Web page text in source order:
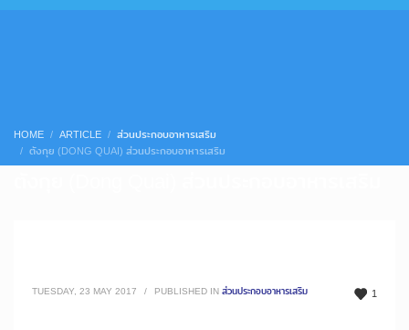
HOME ARTICLE
ส่วนประกอบอาหารเสริม
ตังกุย (DONG QUAI) ส่วนประกอบอาหารเสริม
1
TUESDAY, 23 MAY 2017 / PUBLISHED INส่วนประกอบอาหารเสริม